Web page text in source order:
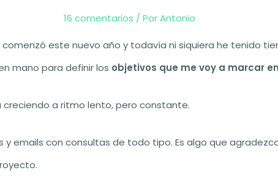
16 comentarios / PorAntonio
este nuevo año y todavía ni siquiera he tenido
mano para definir los objetivos que me voy a marcar
a ritmo lento, pero constante.
y emails con consultas de todo tipo. Es algo que